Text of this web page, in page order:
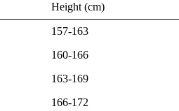
Height (cm)
157-163
160-166
163-169
166-172